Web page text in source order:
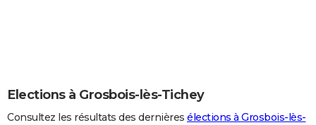
Elections à Grosbois-lès-Tichey
Consultez les résultats des dernières élections à Grosbois-lès-